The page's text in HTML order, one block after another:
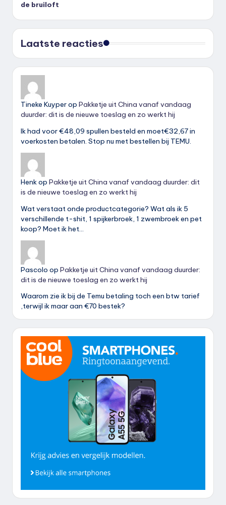
de bruiloft
Laatste reacties
Tineke Kuyperop Pakketje uit China vanaf vandaag
duurder: dit is de nieuwe toeslag en zo werkt hij
Ik had voor €48,09 spullen besteld en moet€32,67 in
voerkosten betalen. Stop nu met bestellen bij TEMU.
Henkop Pakketje uit China vanaf vandaag duurder: dit
is de nieuwe toeslag en zo werkt hij
Wat verstaat onde productcategorie? Wat als ik 5
verschillende t-shit, 1 spijkerbroek, 1 zwembroek en pet
koop? Moet ik het…
Pascolo op Pakketje uit China vanaf vandaag duurder:
dit is de nieuwe toeslag en zo werkt hij
Waarom zie ik bij de Temu betaling toch een btw tarief
,terwijl ik maar aan €70 bestek?